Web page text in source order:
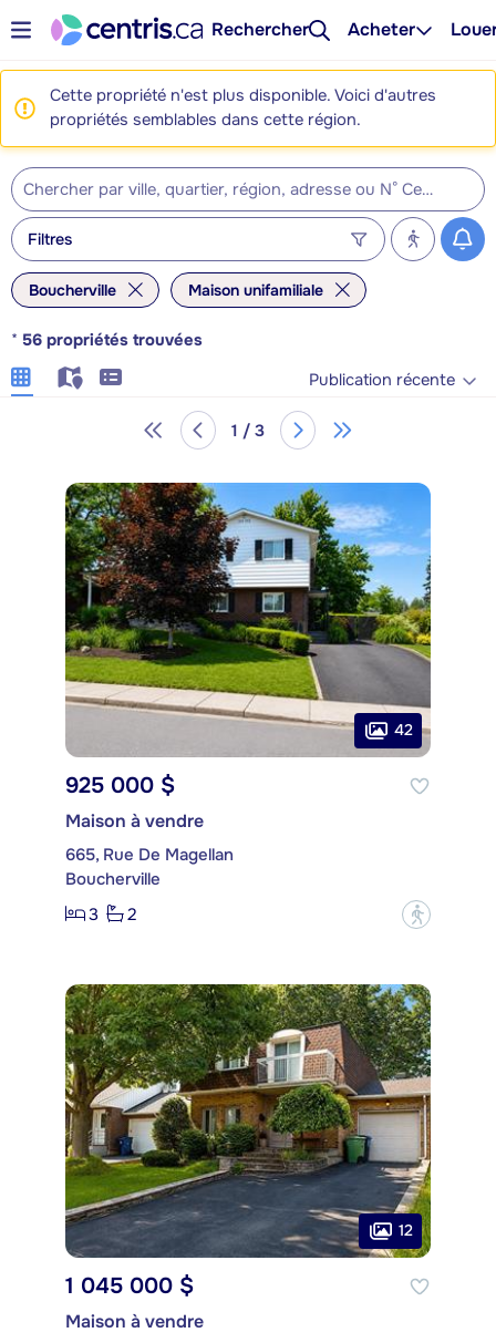
Rechercher Acheter
Cette propriété n'est plus disponible. Voici d'autres
propriétés semblables dans cette région.
Filtres
Boucherville Maison unifamiliale
* 56 propriétés trouvées
Publication récente
1 / 3
42
925 000 $
Maison à vendre
665, Rue De Magellan
Boucherville
3
2 ?
12
1 045 000 $
Maison à vendre